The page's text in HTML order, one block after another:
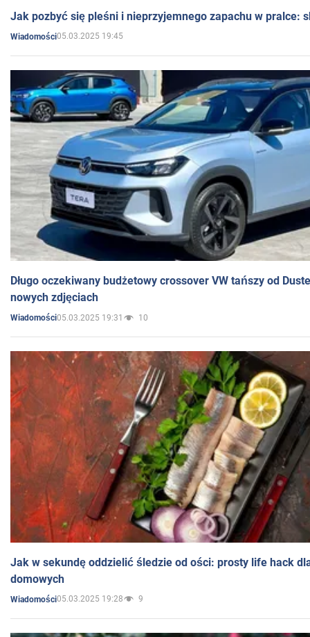
Jak pozbyć się pleśni i nieprzyjemnego zapachu w pralce:
Wiadomości05.03.2025 19:45
Długo oczekiwany budżetowy crossover VW tańszy od
nowych zdjęciach
Wiadomości05.03.2025 19:31 10
Jak w sekundę oddzielić śledzie od ości: prosty life hack
domowych
Wiadomości05.03.2025 19:28 9